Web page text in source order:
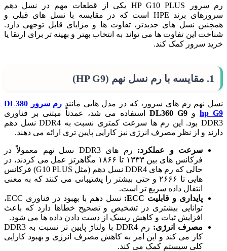
رم سرور HP G10 PLUS یکی از قطعات مهم در نسل دهم
سرورهای برند HPE است که در مقایسه با نسل های قبلی و
همچنین نسل های جدیدتر، تفاوت ها و مزایای قابل توجهی دارد.
شناخت این تفاوت ها می تواند به انتخاب بهتر و بهینه تر برای ارتقا یا
خرید سرور کمک کند.
1. مقایسه با رم نسل نهم (HP G9)
نسل نهم رم های سرور، که در مدل هایی مانند
رم سرور DL380
hp G9 و DL360 G9 استفاده می شد، عمدتاً مبتنی بر فناوری
DDR3 بود. این رم ها سرعت کمتری نسبت به DDR4 نسل دهم
دارند و از نظر مصرف انرژی نیز کارایی پایین تری ارائه می دهند.
سرعت و عملکرد:
رم های DDR3 نسل نهم معمولاً در
فرکانس های بین ۱۳۳۳ تا ۱۸۶۶ مگاهرتز عمل می کردند، در
حالی که رم های DDR4 نسل دهم (مثل G10 PLUS) فرکانس
هایی تا ۲۶۶۶ و حتی بیشتر را پشتیبانی می کنند که به معنی
انتقال داده سریع تر است.
پایداری و قابلیت ECC:
نسل دهم با بهبود در فناوری ECC،
توانایی بیشتری در تشخیص و تصحیح خطاها دارد که باعث
افزایش ثبات و کاهش ریسک از دست دادن داده ها می شود.
مصرف انرژی:
رم DDR4 با ولتاژ پایین تر نسبت به DDR3
کار می کند و این امر به کاهش مصرف انرژی و بهبود کارایی
کلی سیستم کمک می کند.